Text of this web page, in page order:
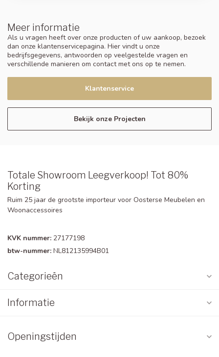
Meer informatie
Als u vragen heeft over onze producten of uw aankoop, bezoek
dan onze klantenservicepagina. Hier vindt u onze
bedrijfsgegevens, antwoorden op veelgestelde vragen en
verschillende manieren om contact met ons op te nemen.
Klantenservice
Bekijk onze Projecten
Totale Showroom Leegverkoop! Tot 80%
Korting
Ruim 25 jaar de grootste importeur voor Oosterse Meubelen en
Woonaccessoires
KVK nummer: 27177198
btw-nummer: NL812135994B01
Categorieën
Informatie
Openingstijden